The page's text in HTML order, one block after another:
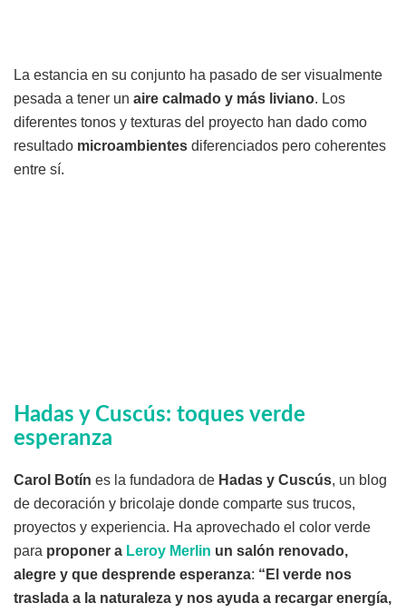
La estancia en su conjunto ha pasado de ser visualmente
pesada a tener un aire calmado y más liviano. Los
diferentes tonos y texturas del proyecto han dado como
resultado microambientes diferenciados pero coherentes
entre sí.
Hadas y Cuscús: toques verde
esperanza
Carol Botín es la fundadora de Hadas y Cuscús, un blog
de decoración y bricolaje donde comparte sus trucos,
proyectos y experiencia. Ha aprovechado el color verde
para proponer a Leroy Merlin un salón renovado,
alegre y que desprende esperanza: “El verde nos
traslada a la naturaleza y nos ayuda a recargar energía,